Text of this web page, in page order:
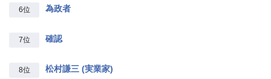
6位 為政者
7位 確認
8位 松村謙三 (実業家)